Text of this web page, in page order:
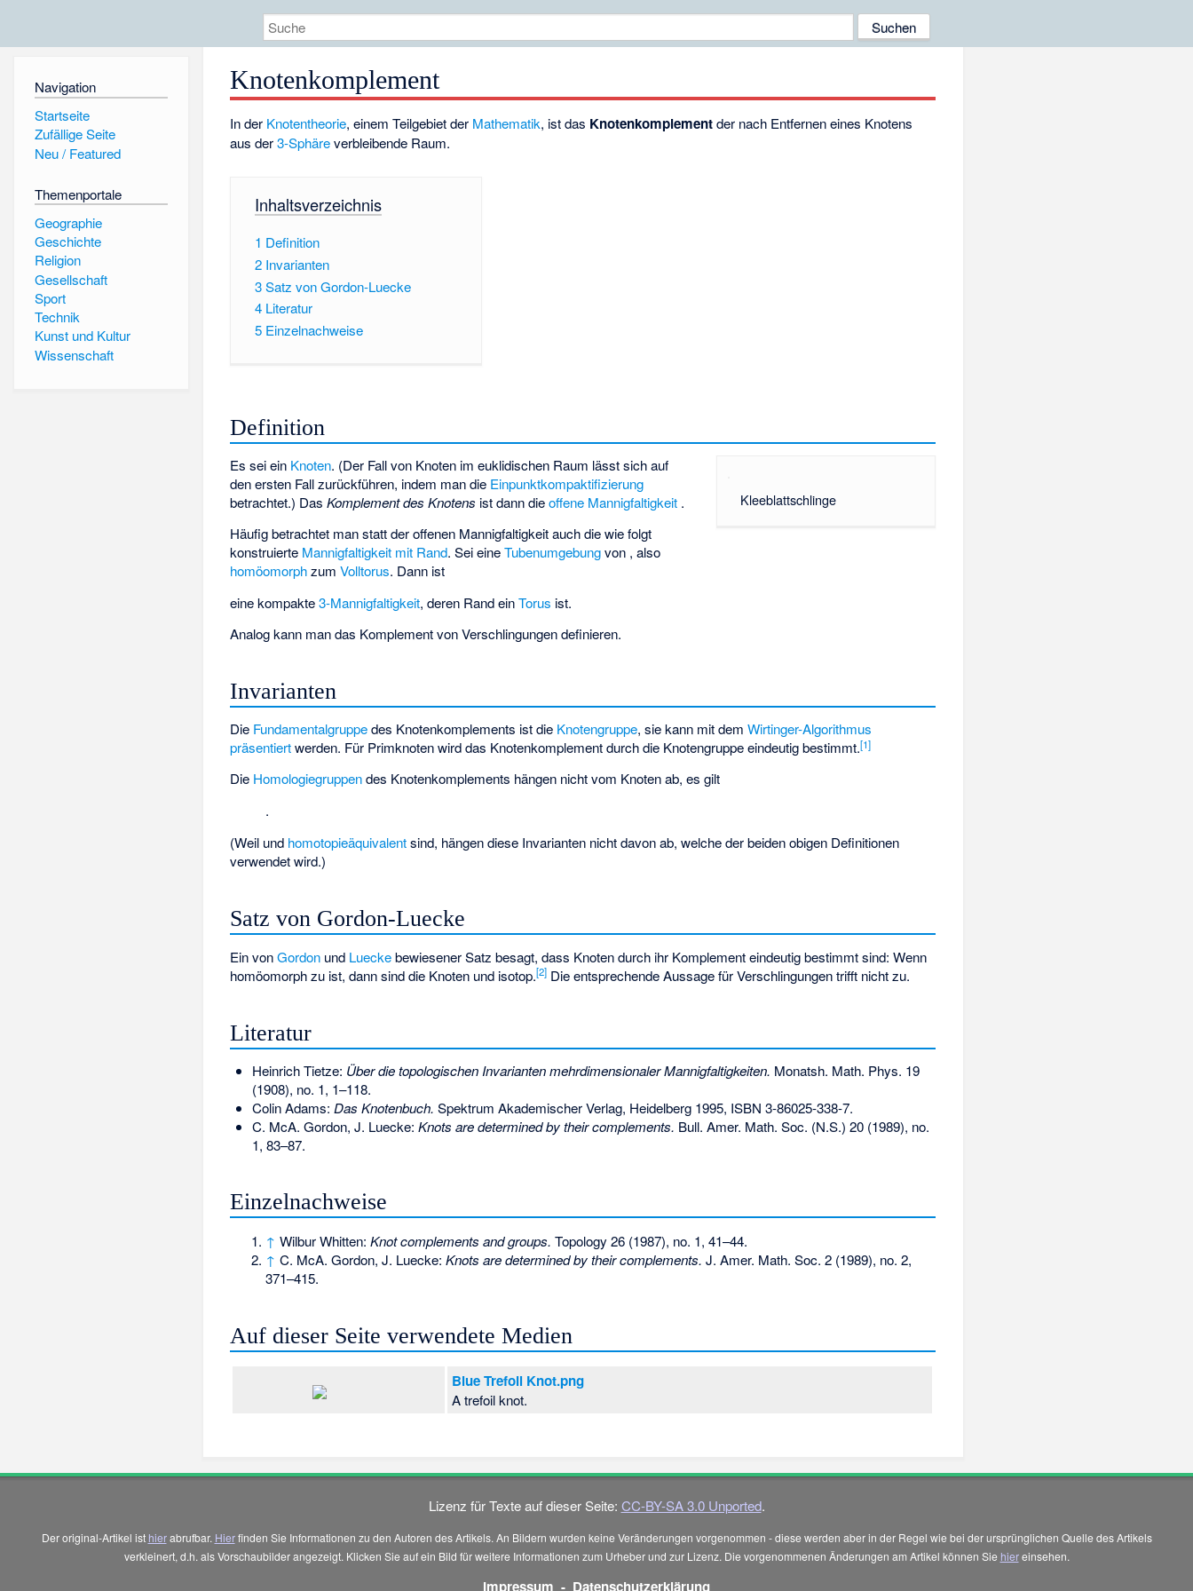
Navigation
Startseite
Zufällige Seite
Neu / Featured
Themenportale
Geographie
Geschichte
Religion
Gesellschaft
Sport
Technik
Kunst und Kultur
Wissenschaft
Knotenkomplement
In der Knotentheorie, einem Teilgebiet der Mathematik, ist das Knotenkomplementder nach Entfernen eines Knotens
aus der3-Sphäreverbleibende Raum.
Inhaltsverzeichnis
1 Definition
2 Invarianten
3Satz von Gordon-Luecke
4 Literatur
5 Einzelnachweise
Definition
Kleeblattschlinge
Es seiein Knoten. (Der Fall von Knoten im euklidischen Raum lässt sich auf
den ersten Fall zurückführen, indem man die Einpunktkompaktifizierung
betrachtet.) DasKomplement des Knotens ist dann dieoffene Mannigfaltigkeit .
Häufig betrachtet man statt der offenen Mannigfaltigkeitauch die wie folgt
konstruierte Mannigfaltigkeit mit Rand. SeieineTubenumgebungvon , also
homöomorphzumVolltorus. Dann ist
eine kompakte3-Mannigfaltigkeit, deren Rand einTorus ist.
Analog kann man das Komplement vonVerschlingungendefinieren.
Invarianten
Die Fundamentalgruppedes Knotenkomplements ist die Knotengruppe, sie kann mit demWirtinger-Algorithmus
präsentiertwerden. Für Primknotenwird das Knotenkomplement durch die Knotengruppe eindeutig bestimmt.[1]
Die Homologiegruppendes Knotenkomplements hängen nicht vom Knoten ab, es gilt
.
(Weil und homotopieäquivalentsind, hängen diese Invarianten nicht davon ab, welche der beiden obigen Definitionen
verwendet wird.)
Satz von Gordon-Luecke
Ein vonGordon und Lueckebewiesener Satz besagt, dass Knoten durch ihr Komplement eindeutig bestimmt sind: Wenn
homöomorph zu ist, dann sind die Knoten und isotop.[2] Die entsprechende Aussage für Verschlingungen trifft nicht zu.
Literatur
Heinrich Tietze: Über die topologischen Invarianten mehrdimensionaler Mannigfaltigkeiten. Monatsh. Math. Phys. 19
(1908), no. 1, 1–118.
Colin Adams: Das Knotenbuch. Spektrum Akademischer Verlag, Heidelberg 1995, ISBN 3-86025-338-7.
C. McA. Gordon, J. Luecke: Knots are determined by their complements. Bull. Amer. Math. Soc. (N.S.) 20 (1989), no.
1, 83–87.
Einzelnachweise
↑ Wilbur Whitten:Knot complements and groups. Topology 26 (1987), no. 1, 41–44.
↑ C. McA. Gordon, J. Luecke:Knots are determined by their complements. J. Amer. Math. Soc. 2 (1989), no. 2,
371–415.
Auf dieser Seite verwendete Medien
Blue Trefoil Knot.png
A trefoil knot.
Lizenz für Texte auf dieser Seite: CC-BY-SA 3.0 Unported.
Der original-Artikel ist hierabrufbar. Hierfinden Sie Informationen zu den Autoren des Artikels. An Bildern wurden keine Veränderungen vorgenommen - diese werden aber in der Regel wie bei der ursprünglichen Quelle des Artikels
verkleinert, d.h. als Vorschaubilder angezeigt. Klicken Sie auf ein Bild für weitere Informationen zum Urheber und zur Lizenz. Die vorgenommenen Änderungen am Artikel können Sie hiereinsehen.
Impressum - Datenschutzerklärung